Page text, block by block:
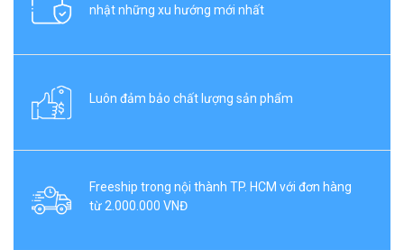
nhật những xu hướng mới nhất
Luôn đảm bảo chất lượng sản phẩm
Freeship trong nội thành TP. HCM với đơn hàng
từ 2.000.000 VNĐ